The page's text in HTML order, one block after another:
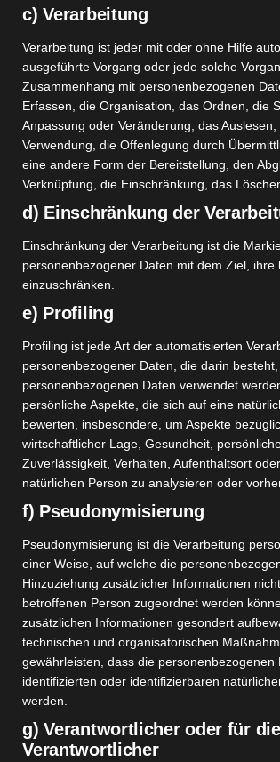
Winter Edition –
ein soooo leckeres Paket von
Euch nur empfehlen.
Sie kommen im
zu dem einen Wunschliefertermin
aus ( denn das meiste ist schon
c) Verarbeitung
Verarbeitung ist jeder mit oder ohne Hilfe
ausgeführte Vorgang oder jede solche
Zusammenhang mit personenbezogenen
Erfassen, die Organisation, das Ordnen, die
Anpassung oder Veränderung, das
Verwendung, die Offenlegung durch
eine andere Form der Bereitstellung, den
Verknüpfung, die Einschränkung, das
d) Einschränkung der
Einschränkung der Verarbeitung ist die
personenbezogener Daten mit dem Ziel, ihre
einzuschränken.
e) Profiling
Profiling ist jede Art der automatisierten
personenbezogener Daten, die darin
personenbezogenen Daten verwendet
persönliche Aspekte, die sich auf eine
bewerten, insbesondere, um Aspekte
wirtschaftlicher Lage, Gesundheit,
Zuverlässigkeit, Verhalten, Aufenthaltsort
natürlichen Person zu analysieren oder
f) Pseudonymisierung
Pseudonymisierung ist die Verarbeitung
einer Weise, auf welche die
Hinzuziehung zusätzlicher Informationen
betroffenen Person zugeordnet werden
zusätzlichen Informationen gesondert
technischen und organisatorischen
gewährleisten, dass die personenbezogenen
identifizierten oder identifizierbaren
werden.
g) Verantwortlicher oder für
Verantwortlicher